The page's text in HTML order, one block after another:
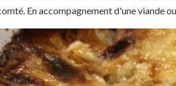
En accompagnement d'une viande